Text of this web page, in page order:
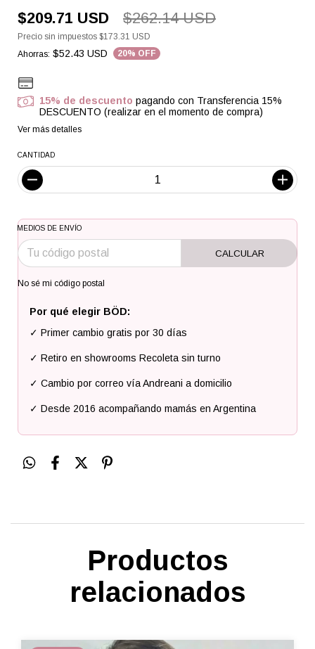
$209.71 USD $262.14 USD
Precio sin impuestos $173.31 USD
Ahorras: $52.43 USD 20% OFF
15% de descuento pagando con Transferencia 15%
DESCUENTO (realizar en el momento de compra)
Ver más detalles
CANTIDAD
MEDIOS DE ENVÍO
CALCULAR
No sé mi código postal
Por qué elegir BÖD:
✓ Primer cambio gratis por 30 días
✓ Retiro en showrooms Recoleta sin turno
✓ Cambio por correo vía Andreani a domicilio
✓ Desde 2016 acompañando mamás en Argentina
Productos
relacionados